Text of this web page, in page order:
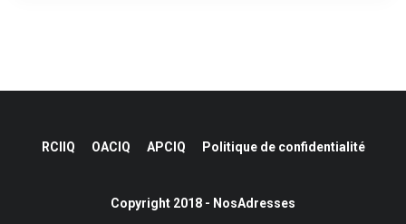
RCIIQ OACIQ APCIQ Politique de confidentialité
Copyright 2018 - NosAdresses